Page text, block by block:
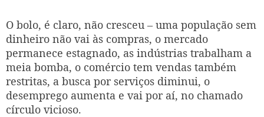
O bolo, é claro, não cresceu – uma população sem
dinheiro não vai às compras, o mercado
permanece estagnado, as indústrias trabalham a
meia bomba, o comércio tem vendas também
restritas, a busca por serviços diminui, o
desemprego aumenta e vai por aí, no chamado
círculo vicioso.